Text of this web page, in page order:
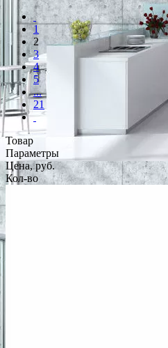
1
2
3
4
5
...
21
Товар
Параметры
Цена, руб.
Кол-во